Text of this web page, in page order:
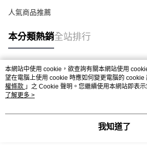
人氣商品推薦
本分類熱銷全站排行
熱門標籤
本網站中使用 cookie，欲查詢有關本網站使用
望在電腦上使用 cookie 時應如何變更電腦的 cookie
權條款 」之 Cookie 聲明。您繼續使用本網站即表
用條款之 Cookie 聲明使用 cookie。
了解更多 >
我知道了